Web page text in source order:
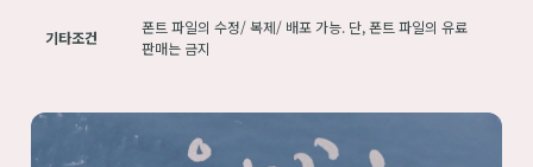
기타조건
폰트 파일의 수정/ 복제/ 배포 가능. 단, 폰트 파일의 유료
판매는 금지